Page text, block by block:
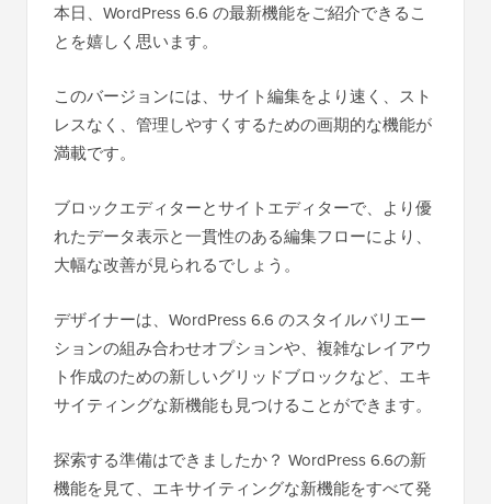
本日、WordPress 6.6 の最新機能をご紹介できるこ
とを嬉しく思います。
このバージョンには、サイト編集をより速く、スト
レスなく、管理しやすくするための画期的な機能が
満載です。
ブロックエディターとサイトエディターで、より優
れたデータ表示と一貫性のある編集フローにより、
大幅な改善が見られるでしょう。
デザイナーは、WordPress 6.6 のスタイルバリエー
ションの組み合わせオプションや、複雑なレイアウ
ト作成のための新しいグリッドブロックなど、エキ
サイティングな新機能も見つけることができます。
探索する準備はできましたか？ WordPress 6.6の新
機能を見て、エキサイティングな新機能をすべて発